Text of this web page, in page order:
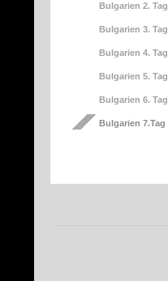
Bulgarien 2. Tag
Bulgarien 3. Tag
Bulgarien 4. Tag
Bulgarien 5. Tag
Bulgarien 6. Tag
Bulgarien 7.Tag